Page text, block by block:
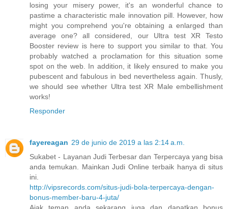
losing your misery power, it's an wonderful chance to
pastime a characteristic male innovation pill. However, how
might you comprehend you're obtaining a enlarged than
average one? all considered, our Ultra test XR Testo
Booster review is here to support you similar to that. You
probably watched a proclamation for this situation some
spot on the web. In addition, it likely ensured to make you
pubescent and fabulous in bed nevertheless again. Thusly,
we should see whether Ultra test XR Male embellishment
works!
Responder
fayereagan 29 de junio de 2019 a las 2:14 a.m.
Sukabet - Layanan Judi Terbesar dan Terpercaya yang bisa
anda temukan. Mainkan Judi Online terbaik hanya di situs
ini.
http://vipsrecords.com/situs-judi-bola-terpercaya-dengan-
bonus-member-baru-4-juta/